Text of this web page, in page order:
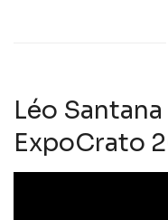
Léo
ExpoCrato